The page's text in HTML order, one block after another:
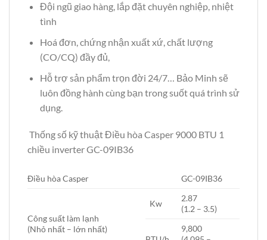
Đội ngũ giao hàng, lắp đặt chuyên nghiệp, nhiệt
tình
Hoá đơn, chứng nhận xuất xứ, chất lượng
(CO/CQ) đầy đủ,
Hỗ trợ sản phẩm trọn đời 24/7… Bảo Minh sẽ
luôn đồng hành cùng bạn trong suốt quá trình sử
dụng.
Thống số kỹ thuật Điều hòa Casper 9000 BTU 1
chiều inverter GC-09IB36
Điều hòa Casper GC-09IB36
Công suất làm lạnh
(Nhỏ nhất – lớn nhất)
Kw
2.87
(1.2 – 3.5)
9,800